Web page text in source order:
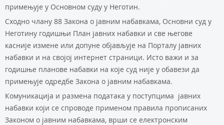
примењује у Основном суду у Неготин.
Сходно члану 88 Закона о јавним набавкама, Основни суд у
Неготину годишњи План јавних набавки и све његове
касније измене или допуне објављује на Порталу јавних
набавки и на својој интернет страници. Исто важи и за
годишње планове набавки на које суд није у обавези да
примењује одредбе Закона о јавним набавкама.
Комуникација и размена података у поступцима јавних
набавки који се спроводе применом правила прописаних
Законом о јавним набавкама, врши се електронским